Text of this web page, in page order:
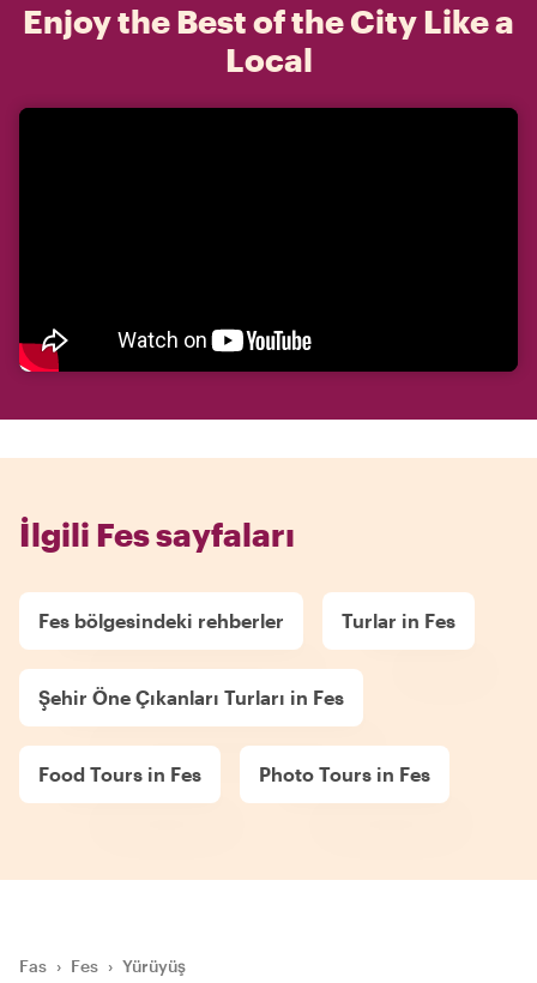
Enjoy the Best of the City Like a
Local
İlgili Fes sayfaları
Fes bölgesindeki rehberler Turlar in Fes
Şehir Öne Çıkanları Turları in Fes
Food Tours in Fes Photo Tours in Fes
Fas › Fes › Yürüyüş